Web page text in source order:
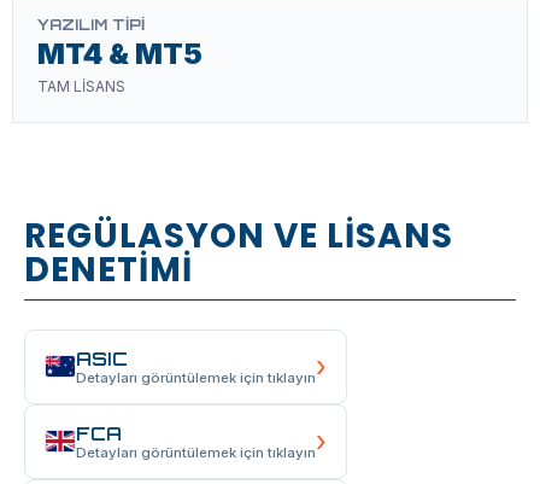
YAZILIM TIPI
MT4 & MT5
TAM LİSANS
REGÜLASYON VE LİSANS
DENETİMİ
ASIC
Detayları görüntülemek için tıklayın›
FCA
Detayları görüntülemek için tıklayın›